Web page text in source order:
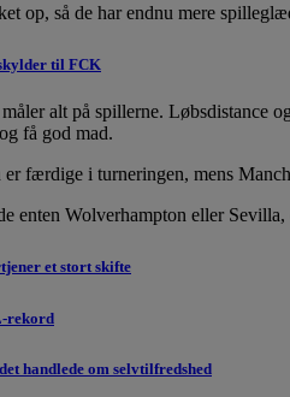
op, så de har endnu mere
til FCK
alt på spillerne. Løbsdistance
få god mad.
færdige i turneringen, mens
enten Wolverhampton eller
et stort skifte
rekord
handlede om selvtilfredshed